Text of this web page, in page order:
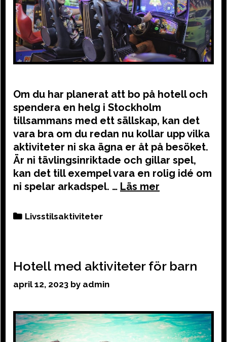
Om du har planerat att bo på hotell och
spendera en helg i Stockholm
tillsammans med ett sällskap, kan det
vara bra om du redan nu kollar upp vilka
aktiviteter ni ska ägna er åt på besöket.
Är ni tävlingsinriktade och gillar spel,
kan det till exempel vara en rolig idé om
ni spelar arkadspel. …
Categories
Livsstilsaktiviteter
Hotell med aktiviteter för barn
april 12, 2023 by admin